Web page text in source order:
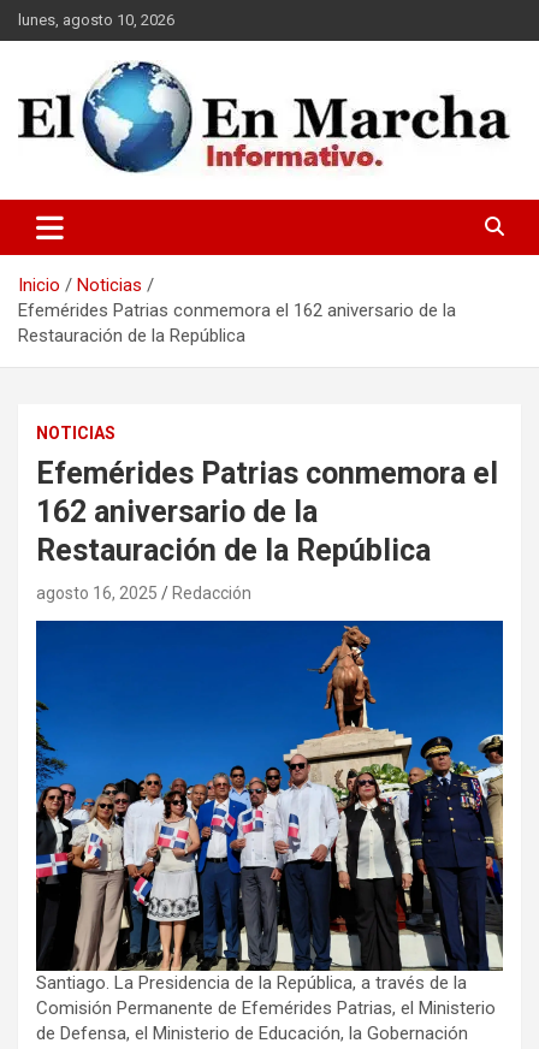
Saltar
al
lunes, agosto 10, 2026
elmundoenmarcha.net
Inicio
Noticias
Efemérides Patrias conmemora el 162 aniversario de la
Restauración de la República
NOTICIAS
Efemérides Patrias conmemora el
162 aniversario de la
Restauración de la República
agosto 16, 2025 Redacción
Santiago. La Presidencia de la República, a través de la
Comisión Permanente de Efemérides Patrias, el Ministerio
de Defensa, el Ministerio de Educación, la Gobernación